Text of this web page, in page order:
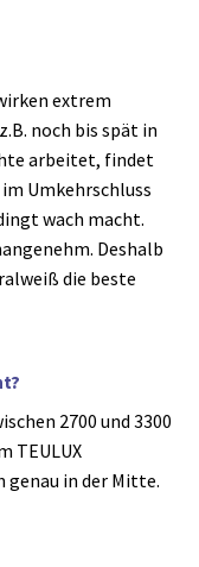
extrem
noch bis spät in
arbeitet, findet
Umkehrschluss
wach macht.
Deshalb
die beste
2700 und 3300
TEULUX
genau in der Mitte.